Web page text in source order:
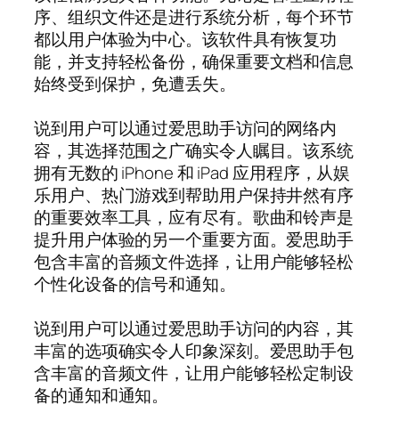
序、组织文件还是进行系统分析，每个环节
都以用户体验为中心。该软件具有恢复功
能，并支持轻松备份，确保重要文档和信息
始终受到保护，免遭丢失。
说到用户可以通过爱思助手访问的网络内
容，其选择范围之广确实令人瞩目。该系统
拥有无数的 iPhone 和 iPad 应用程序，从娱
乐用户、热门游戏到帮助用户保持井然有序
的重要效率工具，应有尽有。歌曲和铃声是
提升用户体验的另一个重要方面。爱思助手
包含丰富的音频文件选择，让用户能够轻松
个性化设备的信号和通知。
说到用户可以通过爱思助手访问的内容，其
丰富的选项确实令人印象深刻。爱思助手包
含丰富的音频文件，让用户能够轻松定制设
备的通知和通知。